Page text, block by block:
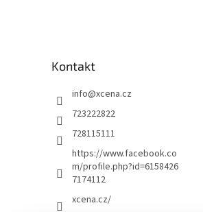
Kontakt
info@xcena.cz
723222822
728115111
https://www.facebook.co
m/profile.php?id=6158426
7174112
xcena.cz/